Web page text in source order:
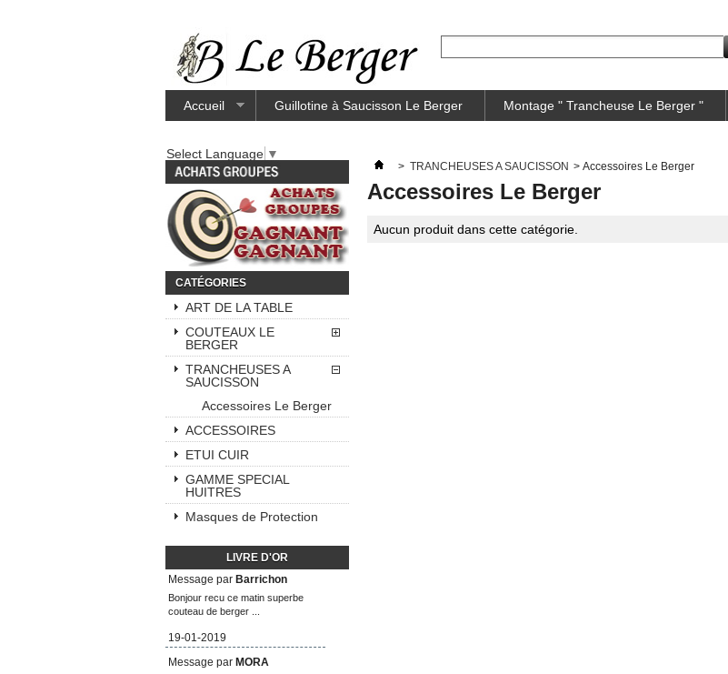
Accueil Guillotine à Saucisson Le Berger Montage " Trancheuse Le Berger "
Select Language ▼
CATÉGORIES
ART DE LA TABLE
COUTEAUX LE
BERGER
TRANCHEUSES A
SAUCISSON
Accessoires Le Berger
ACCESSOIRES
ETUI CUIR
GAMME SPECIAL
HUITRES
Masques de Protection
LIVRE D'OR
Message par Barrichon
Bonjour recu ce matin superbe
couteau de berger ...
19-01-2019
Message par MORA
> TRANCHEUSES A SAUCISSON > Accessoires Le Berger
Accessoires Le Berger
Aucun produit dans cette catégorie.